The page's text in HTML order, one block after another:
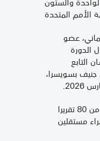
عضو
الدورة
التابع
بسويسرا،
وقد تميزت هذه الدورة بمناقشة أزيد من 80 تقريرا
مستقلين